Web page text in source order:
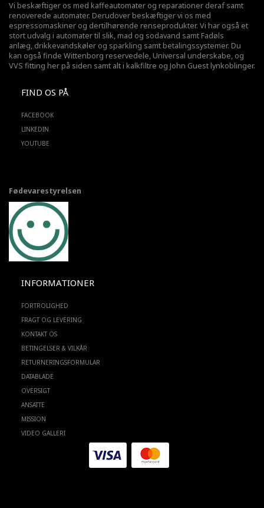
Vi beskæftiger os med kaffeautomater og reparationer deraf samt
renoverede automater. Derudover beskæftiger vi os med
espressomaskiner og dertilhørende renseprodukter. Vi har også et
stort udvalg i automater til slik, mad og sodavand samt Fadøls
anlæg, drikkevandskøler og sparkling samt betalingssystemer. Du
kan også finde Wittenborg reservedele, Universal underskabe, og
VVS fitting her på siden samt alt i kalkfiltre og John Guest lynkoblinger.
FIND OS PÅ
FACEBOOK
LINKEDIN
YOUTUBE
Fødevarestyrelsen
INFORMATIONER
FORTROLIGHED
FRAGT OG LEVERING
KONTAKT OS
BETINGELSER & VILKÅR
RETURNERINGSFORMULAR
DATABLADE
OVERSIGT
ANSATTE
MISSION
VIDEO GALLERI